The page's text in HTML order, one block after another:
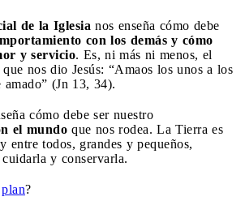
de la Iglesia nos enseña cómo debe
con los demás y cómo
y servicio. Es, ni más ni menos, el
nos dio Jesús: “Amaos los unos a los
(Jn 13, 34).
cómo debe ser nuestro
el mundo que nos rodea. La Tierra es
entre todos, grandes y pequeños,
y conservarla.
plan?